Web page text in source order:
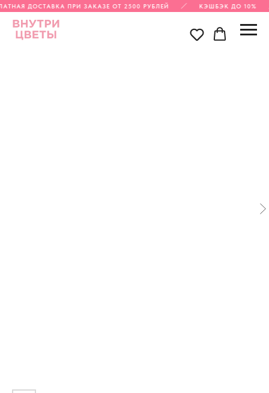
ДОСТАВКА ПРИ ЗАКАЗЕ ОТ 2500 РУБЛЕЙ КЭШБЭК ДО 10%